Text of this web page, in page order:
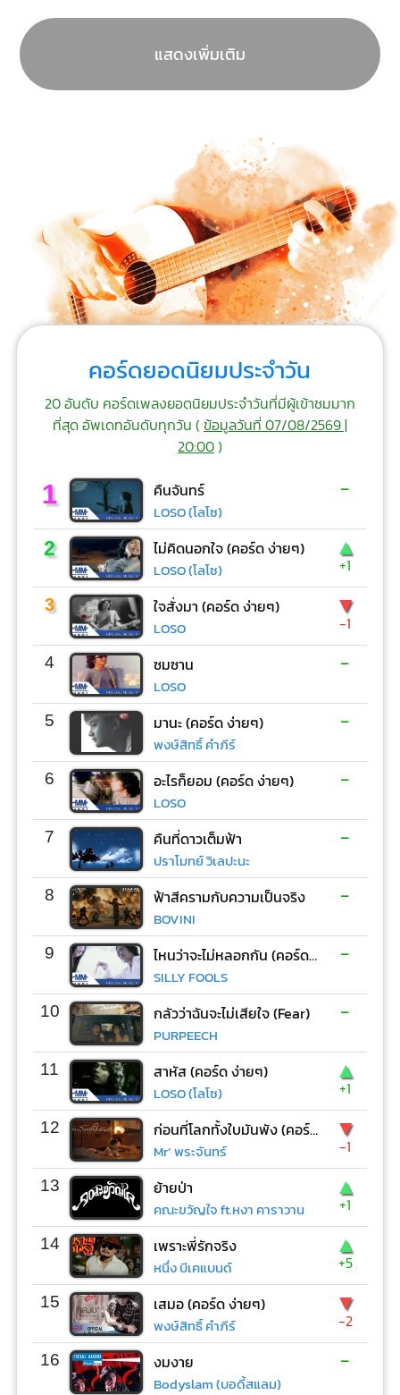
แสดงเพิ่มเติม
คอร์ดยอดนิยมประจำวัน
20 อันดับ คอร์ดเพลงยอดนิยมประจำวันที่มีผู้เข้าชมมาก
ที่สุด อัพเดทอันดับทุกวัน (ข้อมูลวันที่ 07/08/2569 |
20:00)
1 คืนจันทร์
LOSO (โลโซ)
-
2 ไม่คิดนอกใจ (คอร์ด ง่ายๆ)
LOSO (โลโซ)
▲
+1
3 ใจสั่งมา (คอร์ด ง่ายๆ)
LOSO
▼
-1
4 ซมซาน
LOSO
-
5 มานะ (คอร์ด ง่ายๆ)
พงษ์สิทธิ์ คำภีร์
-
6 อะไรก็ยอม (คอร์ด ง่ายๆ)
LOSO
-
7 คืนที่ดาวเต็มฟ้า
ปราโมทย์ วิเลปะนะ
-
8 ฟ้าสีครามกับความเป็นจริง
BOVINI
-
9 ไหนว่าจะไม่หลอกกัน (คอร์ด ง่ายๆ)
SILLY FOOLS
-
10 กลัวว่าฉันจะไม่เสียใจ (Fear)
PURPEECH
-
11 สาหัส (คอร์ด ง่ายๆ)
LOSO (โลโซ)
▲
+1
12 ก่อนที่โลกทั้งใบมันพัง (คอร์ด ง่ายๆ)
Mr’ พระจันทร์
▼
-1
13 ย้ายป่า
คณะขวัญใจ ft.หงา คาราวาน
▲
+1
14 เพราะพี่รักจริง
หนึ่ง บีเคแบนด์
▲
+5
15 เสมอ (คอร์ด ง่ายๆ)
พงษ์สิทธิ์ คำภีร์
▼
-2
16 งมงาย
Bodyslam (บอดี้สแลม)
-